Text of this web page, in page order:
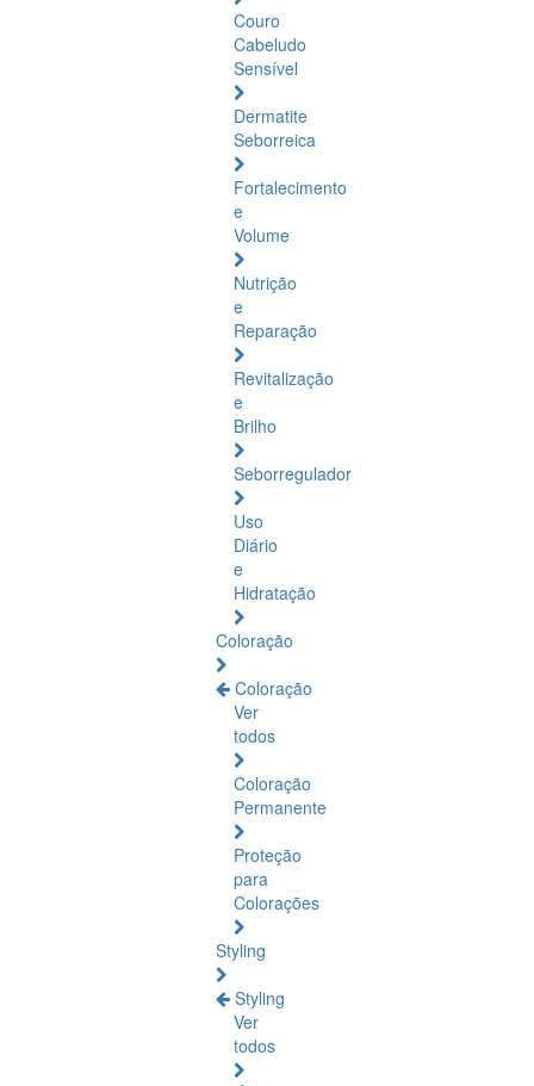
Couro
Cabeludo
Sensível
Dermatite
Seborreica
Fortalecimento
e
Volume
Nutrição
e
Reparação
Revitalização
e
Brilho
Seborregulador
Uso
Diário
e
Hidratação
Coloração
Coloração
Ver
todos
Coloração
Permanente
Proteção
para
Colorações
Styling
Styling
Ver
todos